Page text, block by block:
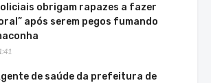
obrigam rapazes a fazer
após serem pegos fumando
de saúde da prefeitura de